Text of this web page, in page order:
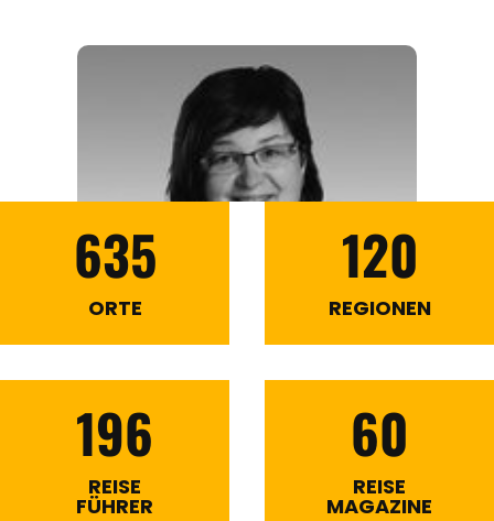
635
ORTE
120
REGIONEN
196
REISE
FÜHRER
60
REISE
MAGAZINE